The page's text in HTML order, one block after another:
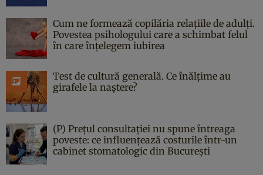
Cum ne formează copilăria relațiile de adulți.
Povestea psihologului care a schimbat felul
în care înțelegem iubirea
Test de cultură generală. Ce înălțime au
girafele la naștere?
(P) Prețul consultației nu spune întreaga
poveste: ce influențează costurile într-un
cabinet stomatologic din București